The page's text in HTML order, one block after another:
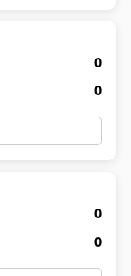
0
0
0
0